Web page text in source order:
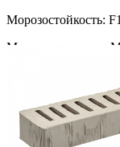
Морозостойкость:
Марка прочности:
55за шт